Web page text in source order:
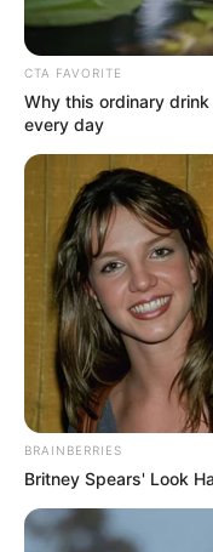
TEMAS
CAMBIO DE LOOK
favor,
CTA FAVORITE
Why this ordinary
every day
BRAINBERRIES
Britney Spears' Look